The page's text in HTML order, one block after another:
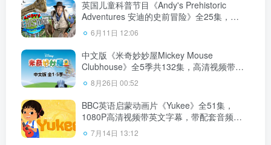
英国儿童科普节目《Andy's Prehistoric
Adventures 安迪的史前冒险》全25集，
1080P高清视频带英文字幕，百度云网盘下
载！
6月11日 12:06
中文版《米奇妙妙屋Mickey Mouse
Clubhouse》全5季共132集，高清视频带中
文字幕，百度云网盘下载！
8月26日 00:52
BBC英语启蒙动画片《Yukee》全51集，
1080P高清视频带英文字幕，带配套音频
MP3，百度云网盘下载！
7月14日 13:12